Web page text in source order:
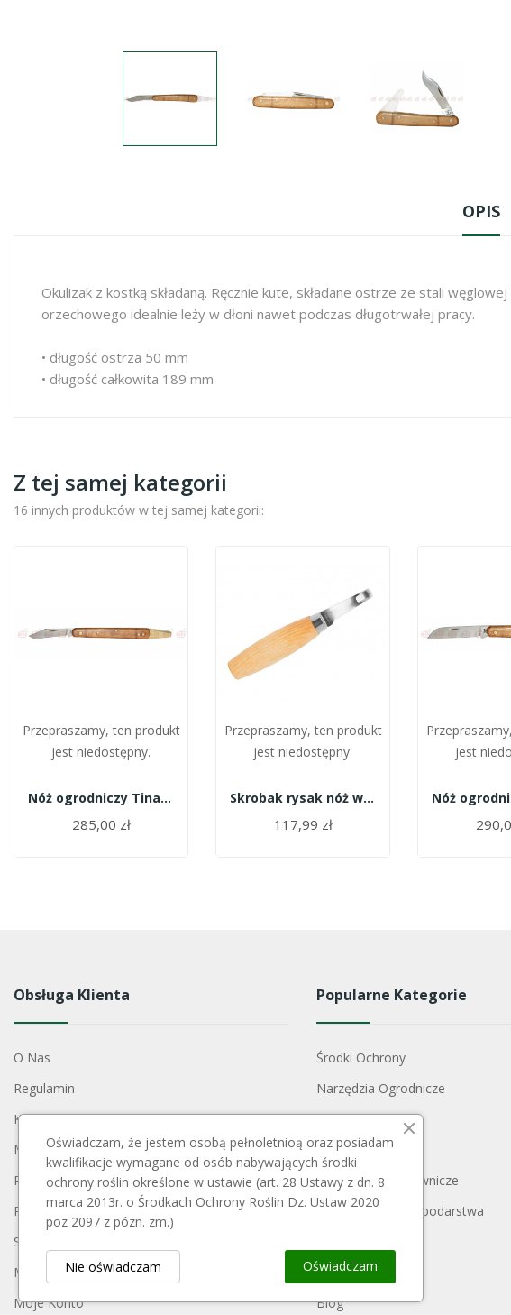
OPIS
Okulizak z kostką składaną. Ręcznie kute, składane ostrze ze stali
orzechowego idealnie leży w dłoni nawet podczas długotrwałej pracy.
• długość ostrza 50 mm
• długość całkowita 189 mm
Z tej samej kategorii
16 innych produktów w tej samej kategorii:
Przepraszamy, ten produkt
jest niedostępny.
Nóż ogrodniczy Tina 645/9f
285,00 zł
Przepraszamy, ten produkt
jest niedostępny.
Skrobak rysak nóż wygięty do raków 164
117,99 zł
jest
Obsługa Klienta
O Nas
Regulamin
Koszty Dostawy
Metody Płatności
Polityka Prywatności
Reklamacje I Zwroty
Skontaktuj Się Z Nami
Mapa Strony
Moje Konto
Popularne Kategorie
Środki Ochrony
Narzędzia Ogrodnicze
Nawozy
Szkółkarstwo
Konstrukcje Sadownicze
Akcesoria Do Gospodarstwa
Opakowania
Blog
Oświadczam, że jestem osobą pełnoletnioą oraz posiadam
kwalifikacje wymagane od osób nabywających środki
ochrony roślin określone w ustawie (art. 28 Ustawy z dn. 8
marca 2013r. o Środkach Ochrony Roślin Dz. Ustaw 2020
poz 2097 z pózn. zm.)
Oświadczam
Nie oświadczam